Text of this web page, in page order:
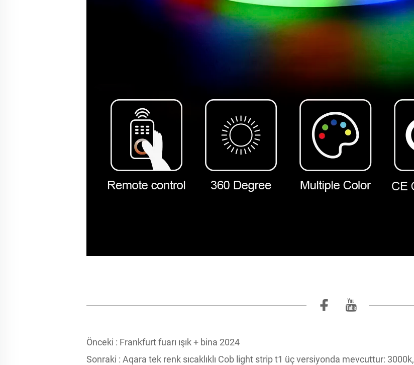
Önceki : Frankfurt fuarı ışık + bina 2024
Sonraki : Aqara tek renk sıcaklıklı Cob light strip t1 üç versiyonda mevcuttur: 3000k,